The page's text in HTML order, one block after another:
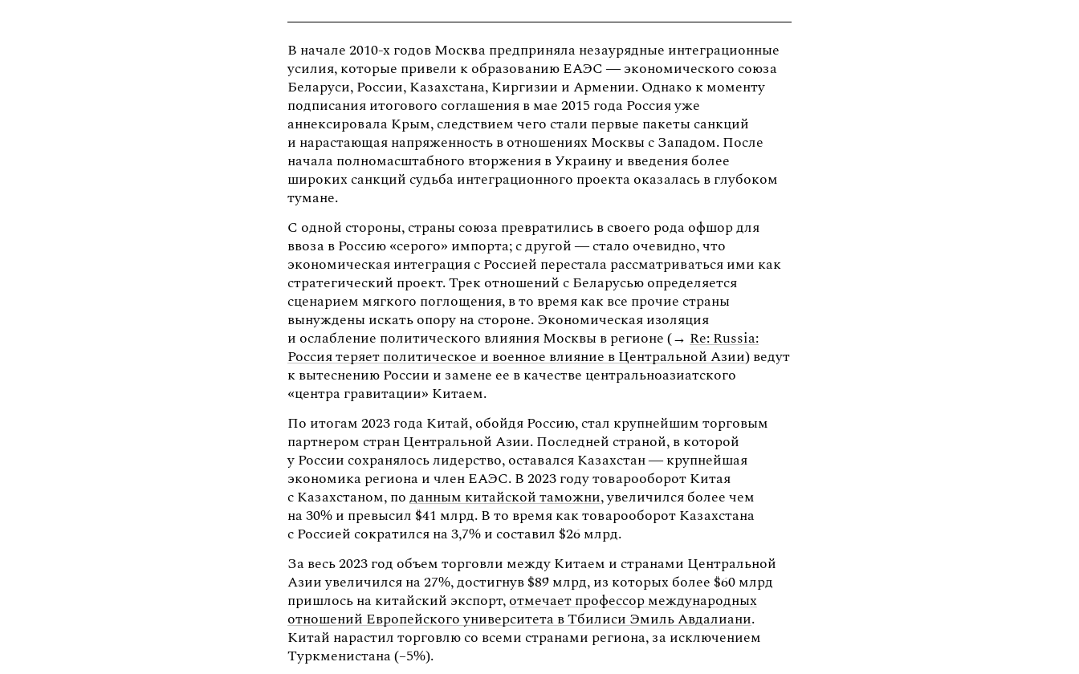
В начале 2010-х годов Москва предприняла незаурядные интеграционные
усилия, которые привели к образованию ЕАЭС — экономического союза
Беларуси, России, Казахстана, Киргизии и Армении. Однако к моменту
подписания итогового соглашения в мае 2015 года Россия уже
аннексировала Крым, следствием чего стали первые пакеты санкций
и нарастающая напряженность в отношениях Москвы с Западом. После
начала полномасштабного вторжения в Украину и введения более
широких санкций судьба интеграционного проекта оказалась в глубоком
тумане.
С одной стороны, страны союза превратились в своего рода офшор для
ввоза в Россию «серого» импорта; с другой — стало очевидно, что
экономическая интеграция с Россией перестала рассматриваться ими как
стратегический проект. Трек отношений с Беларусью определяется
сценарием мягкого поглощения, в то время как все прочие страны
вынуждены искать опору на стороне. Экономическая изоляция
и ослабление политического влияния Москвы в регионе (→ Re: Russia:
Россия теряет политическое и военное влияние в Центральной Азии) ведут
к вытеснению России и замене ее в качестве центральноазиатского
«центра гравитации» Китаем.
По итогам 2023 года Китай, обойдя Россию, стал крупнейшим торговым
партнером стран Центральной Азии. Последней страной, в которой
у России сохранялось лидерство, оставался Казахстан — крупнейшая
экономика региона и член ЕАЭС. В 2023 году товарооборот Китая
с Казахстаном, поданным китайской таможни, увеличился более чем
на 30% и превысил $41 млрд. В то время как товарооборот Казахстана
с Россией сократился на 3,7% и составил $26 млрд.
За весь 2023 год объем торговли между Китаем и странами Центральной
Азии увеличился на 27%, достигнув $89 млрд, из которых более $60 млрд
пришлось на китайский экспорт,отмечает профессор международных
отношений Европейского университета в Тбилиси Эмиль Авдалиани.
Китай нарастил торговлю со всеми странами региона, за исключением
Туркменистана (–5%).